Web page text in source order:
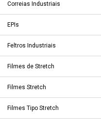
Correias Industriais
EPIs
Feltros Industriais
Filmes de Stretch
Filmes Stretch
Filmes Tipo Stretch